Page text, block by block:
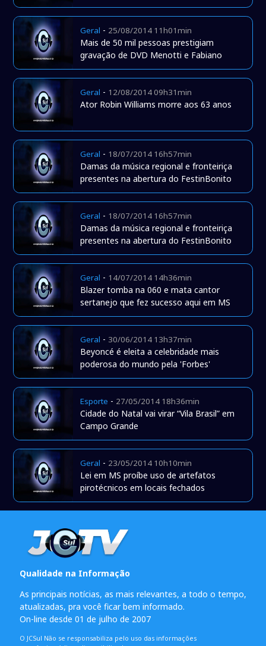
Geral - 25/08/2014 11h01min
Mais de 50 mil pessoas prestigiam
gravação de DVD Menotti e Fabiano
Geral - 12/08/2014 09h31min
Ator Robin Williams morre aos 63 anos
Geral - 18/07/2014 16h57min
Damas da música regional e fronteiriça
presentes na abertura do FestinBonito
Geral - 18/07/2014 16h57min
Damas da música regional e fronteiriça
presentes na abertura do FestinBonito
Geral - 14/07/2014 14h36min
Blazer tomba na 060 e mata cantor
sertanejo que fez sucesso aqui em MS
Geral - 30/06/2014 13h37min
Beyoncé é eleita a celebridade mais
poderosa do mundo pela 'Forbes'
Esporte - 27/05/2014 18h36min
Cidade do Natal vai virar “Vila Brasil” em
Campo Grande
Geral - 23/05/2014 10h10min
Lei em MS proíbe uso de artefatos
pirotécnicos em locais fechados
Qualidade na Informação
As principais notícias, as mais relevantes, a todo o tempo,
atualizadas, pra você ficar bem informado.
On-line desde 01 de julho de 2007
O JCSul Não se responsabiliza pelo uso das informações